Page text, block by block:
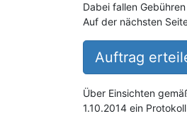
Dabei fallen
Auf der nächsten
Auftrag
Über Einsichten
1.10.2014 ein